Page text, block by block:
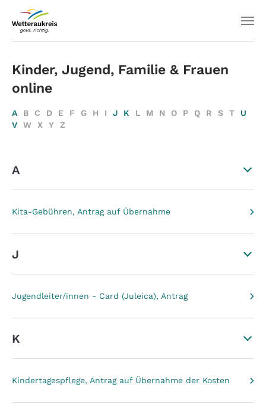
Kinder, Jugend, Familie & Frauen
online
A B C D E F G H I J K L M N O P Q R S T
U
V
W X Y Z
A
Kita-Gebühren, Antrag auf Übernahme
J
Jugendleiter/innen - Card (Juleica), Antrag
K
Kindertagespflege, Antrag auf Übernahme der Kosten